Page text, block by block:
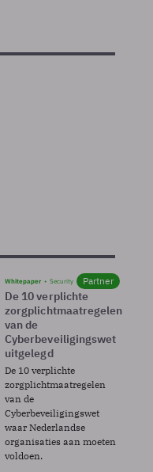
Whitepaper Security Partner
De 10 verplichte
zorgplichtmaatregelen
van de
Cyberbeveiligingswet
uitgelegd
De 10 verplichte
zorgplichtmaatregelen
van de
Cyberbeveiligingswet
waar Nederlandse
organisaties aan moeten
voldoen.